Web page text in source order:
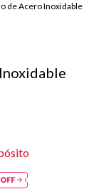
de Acero Inoxidable